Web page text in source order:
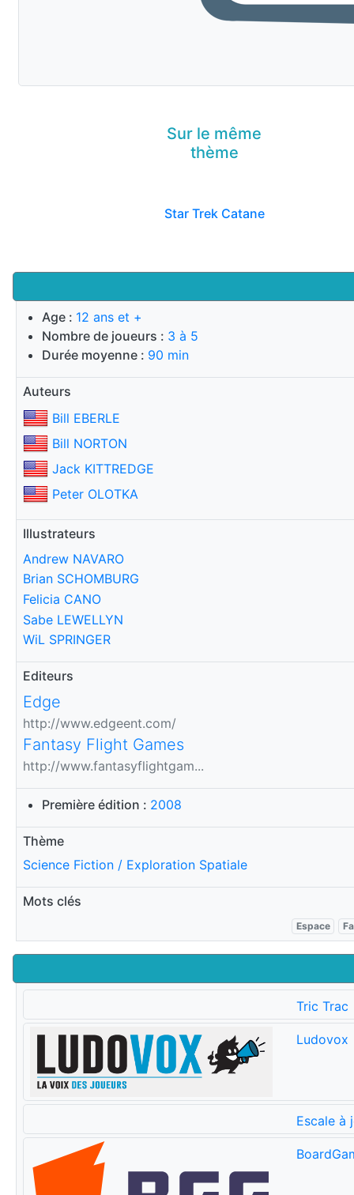
Age : 12 ans et +
Nombre de joueurs : 3 à 5
Durée moyenne : 90 min
Auteurs
Bill EBERLE
Bill NORTON
Jack KITTREDGE
Peter OLOTKA
Illustrateurs
Andrew NAVARO
Brian SCHOMBURG
Felicia CANO
Sabe LEWELLYN
WiL SPRINGER
Editeurs
Edge
http://www.edgeent.com/
Fantasy Flight Games
http://www.fantasyflightgam...
Première édition : 2008
Thème
Science Fiction / Exploration Spatiale
Mots clés
Espace
Tric Trac
Ludovox
Escale à
Sur le même
thème
Star Trek Catane